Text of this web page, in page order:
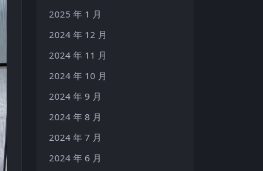
2025 年 1 月
2024 年 12 月
2024 年 11 月
2024 年 10 月
2024 年 9 月
2024 年 8 月
2024 年 7 月
2024 年 6 月